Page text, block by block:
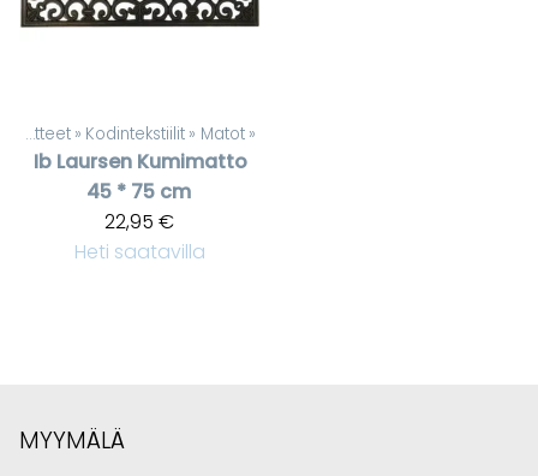
Tuotteet ‪» Kodintekstiilit ‪» Matot ‪»
Ib Laursen Kumimatto
45 * 75 cm
22,95 €
Heti saatavilla
MYYMÄLÄ